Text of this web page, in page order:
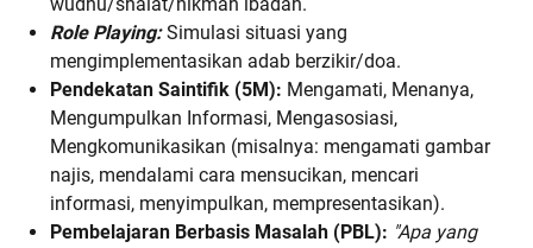
Role Playing:Simulasi situasi yang
mengimplementasikan adab berzikir/doa.
Pendekatan Saintifik (5M): Mengamati, Menanya,
Mengumpulkan Informasi, Mengasosiasi,
Mengkomunikasikan (misalnya: mengamati gambar
najis, mendalami cara mensucikan, mencari
informasi, menyimpulkan, mempresentasikan).
Pembelajaran Berbasis Masalah (PBL): "Apa yang